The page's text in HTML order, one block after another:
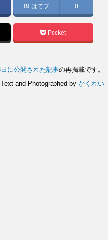
はてブ 0
Pocket
に公開された記事の再掲載です。
Text and Photographed by かくれい